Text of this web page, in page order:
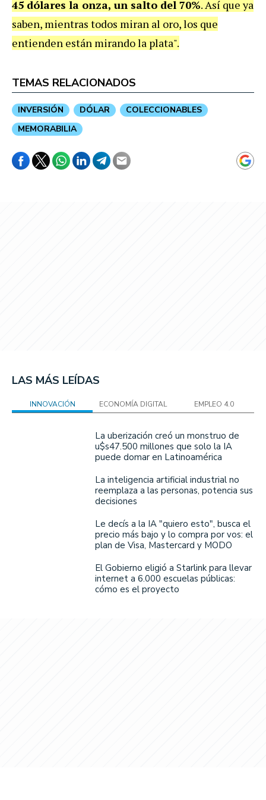
45 dólares la onza, un salto del 70%. Así que ya
saben, mientras todos miran al oro, los que
entienden están mirando la plata".
TEMAS RELACIONADOS
INVERSIÓN DÓLAR
COLECCIONABLES
MEMORABILIA
LAS MÁS LEÍDAS
INNOVACIÓN ECONOMÍA DIGITAL EMPLEO 4.0
La uberización creó un monstruo de
u$s47.500 millones que solo la IA
puede domar en Latinoamérica
La inteligencia artificial industrial no
reemplaza a las personas, potencia sus
decisiones
Le decís a la IA "quiero esto", busca el
precio más bajo y lo compra por vos: el
plan de Visa, Mastercard y MODO
El Gobierno eligió a Starlink para llevar
internet a 6.000 escuelas públicas:
cómo es el proyecto